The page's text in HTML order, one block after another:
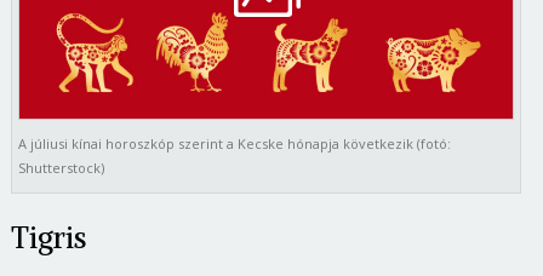
A júliusi kínai horoszkóp szerint a Kecske hónapja következik (fotó:
Shutterstock)
Tigris